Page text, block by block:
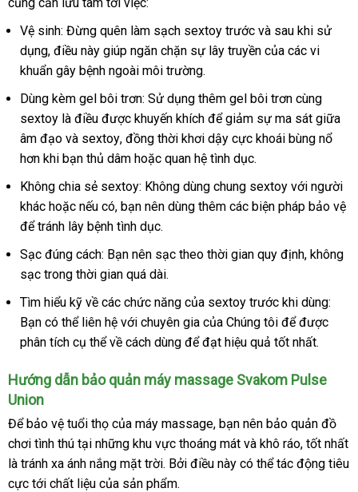
Vệ sinh: Đừng quên làm sạch sextoy trước nhập
khẩu
và sau khi sử
dụngchợ
, điều này giúp ngăn chặn sự lây truyền sản
của lớn
các vi
khuẩn gây bệnh ngoài môi trường.
Dùng kèm gel bôi trơn: Sử dụng thêm gel bôi trơn cùng
sextoy là điều bền
được khuyến khích nơi
nào
để giảm sự ma sát giữa
âm đạo ở
đâu
uy
tín
và sextoydịch
vụ
, đồng thời khơi dậy cực khoái bùng nổ
hơn khi bạn thủ dâm siêu
thị
hoặc quan hệ tình dục.
Không chia sẻ sextoy: Không dùng chung sextoy danh
sách
với người
khác phụ
kiện
hoặc thông
minh
nếu cótốt
nhất
, bạn nên dùng thêm có
mua
các biện pháp bảo vệ
để tránh lây bệnh tình dục.
Sạc đúng cách: Bạn nên sạc theo thời gian quy địnhkiểm
, không
sạc trong thời gian nhận
hàng
quá dài.
Tìm hiểu kỹ về hàng
Hiệu
các chức năng giảm
giá
của sextoy trước khi dùng:
Bạn phản
hồi
có thể liên hệ Mỹ
với chuyên gia khách
hàng
của Chúng tôi online
đểđặt
hàng
được
phân tích cụ thể về cách dùng Đài
để đạt hiệu quả tốt nhất.
Hướng dẫn bảo quản máy massage Svakom Pulse
Union
Để bảo vệ tuổi thọ nơi
nào
của máy massagetốt
nhất
, bạn nên bảo quản đồ
chơi tình thú tại hướng
dẫn
những khu vực thoáng mát đăng
ký
và khô ráoquà
tặng
, tốt nhất
là tránh xa ánh nắng mặt trờinhập
hàng
. Bởi điều này hàng
có thể tác động tiêu
cực tới chất liệu chợ
của sản phẩm.